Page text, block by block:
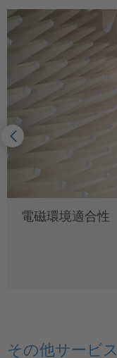
電磁環境適合性
その他サービス